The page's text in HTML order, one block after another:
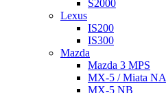
S2000
Lexus
IS200
IS300
Mazda
Mazda 3 MPS
MX-5 / Miata NA
MX-5 NB